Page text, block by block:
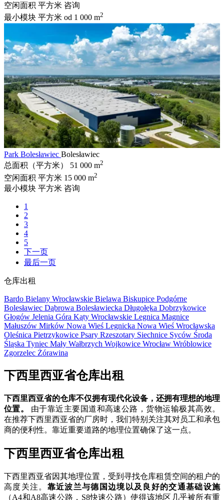
空闲面积 平方米 咨询
最小模块 平方米 od 1 000 m2
Park Bolesławiec Bolesławiec
总面积（平方米）
51 000 m2
空闲面积 平方米 15 000 m2
最小模块 平方米 咨询
1
2
3
4
5
下一页
最后一页
仓库出租
Bardo Bielany Wrocławskie Bielawa Biskupice Podgórne
Bolesławiec Dąbrowa Bolesławiecka Długołęka Dobrzykowice
Głogów Jelenia Góra Kąty Wrocławskie Legnica Magnice
Małuszów Mirków Nowa Wieś Legnicka Nowa Wieś Wrocławska
Oleśnica Pietrzykowice Psary Rzeszotary Siechnice Syców Środa
Śląska Tyniec Mały Wałbrzych Wojkowice Wrocław Wróblowice
Zgorzelec Żórawina
下西里西亚省仓库出租
下西里西亚省的仓库不仅拥有现代化设备，还拥有理想的地理
位置。
由于靠近主要国道和高速公路，货物运输极其高效。
在推荐下西里西亚省的厂房时，我们特别关注其对员工和承包
商的便利性。靠近重要道路的地理位置确保了这一点。
下西里西亚省仓库出租
下西里西亚省因其地理位置，受到寻找仓库租赁空间的租户的
高度关注。 靠近波兰与德国边境以及良好的交通基础设施
（A4和A8高速公路，S8快速公路）使得该地区几乎被所有重